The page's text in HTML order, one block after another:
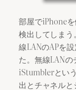
部屋でiPhone
検出してしま
線LANのAPを
た。無線LAN
iStumblerとい
出とチャネル